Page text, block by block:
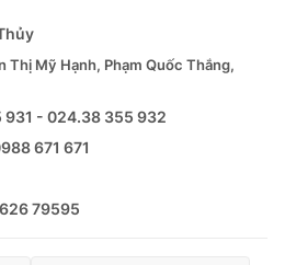
Thị Mỹ Hạnh, Phạm Quốc Thắng,
- 024.38 355 932
671 671
79595